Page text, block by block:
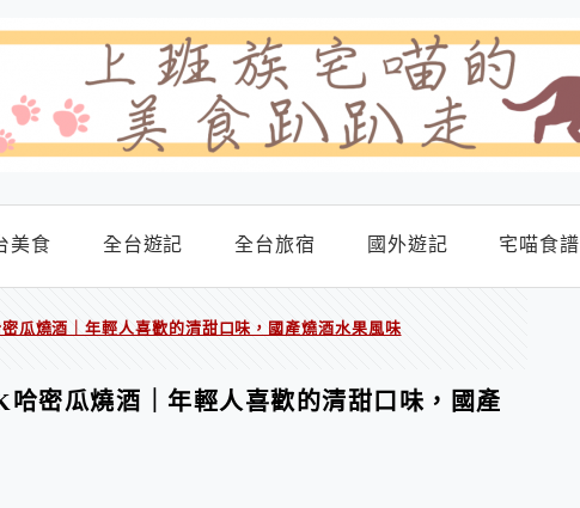
美食 全台遊記 全台旅宿 國外遊記 宅喵食譜
瓜燒酒｜年輕人喜歡的清甜口味，國產燒酒水果風味
哈密瓜燒酒｜年輕人喜歡的清甜口味，國產